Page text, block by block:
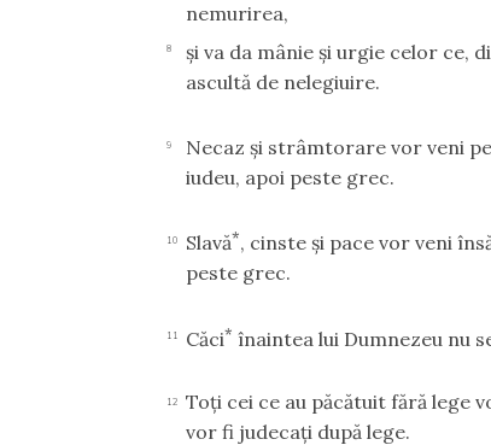
nemurirea,
8 şi va da mânie şi urgie celor ce,
ascultă de nelegiuire.
9 Necaz şi strâmtorare vor veni
iudeu, apoi peste grec.
10 Slavă*, cinste şi pace vor veni
peste grec.
11 Căci* înaintea lui Dumnezeu nu
12
Toţi cei ce au păcătuit fără lege
vor fi judecaţi după lege.